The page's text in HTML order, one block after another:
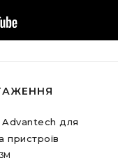
Advantech для
пристроїв